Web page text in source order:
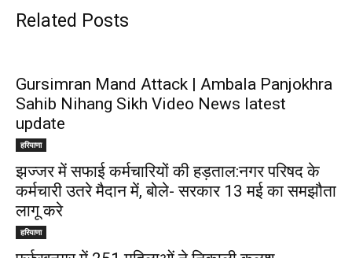
Related Posts
Gursimran Mand Attack | Ambala Panjokhra
Sahib Nihang Sikh Video News latest
update
हरियाणा
झज्जर में सफाई कर्मचारियों की हड़ताल:नगर परिषद के
कर्मचारी उतरे मैदान में, बोले- सरकार 13 मई का समझौता
लागू करे
हरियाणा